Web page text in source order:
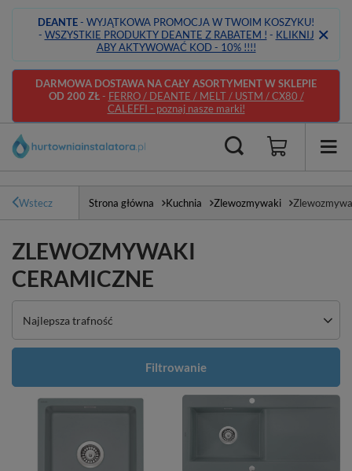
DEANTE- WYJĄTKOWA PROMOCJA W TWOIM KOSZYKU!
- WSZYSTKIE PRODUKTY DEANTE Z RABATEM ! - KLIKNIJ
ABY AKTYWOWAĆ KOD - 10% !!!!
DARMOWA DOSTAWA NA CAŁY ASORTYMENT W SKLEPIE
OD 200 ZŁ- FERRO / DEANTE / MELT / USTM / CX80 /
CALEFFI - poznaj nasze marki!
Wstecz Strona główna Kuchnia Zlewozmywaki
ZLEWOZMYWAKI
CERAMICZNE
Zmień sortowanie
Najlepsza trafność
Filtrowanie